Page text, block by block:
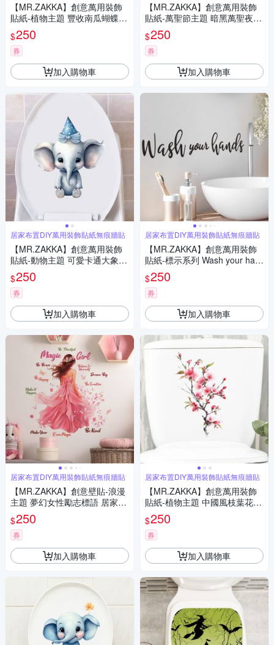
【MR.ZAKKA】創意萬用裝飾
貼紙-植物主題 豐收南瓜蝴蝶結
2款任選 居家布置 DIY可移式壁
貼 無痕壁貼 牆貼
$250
券
加入購物車
居家布置DIY萬用裝飾貼紙無痕牆貼
【MR.ZAKKA】創意萬用裝飾
貼紙-動物主題 可愛卡通大象 E
款 居家布置 DIY可移式壁貼 無
痕壁貼 牆貼
$250
券
加入購物車
居家布置DIY萬用裝飾貼紙無痕牆貼
【MR.ZAKKA】創意壁貼-浪漫
主題 夢幻女性勵志標語 居家布
置 DIY可移式壁貼 無痕壁貼 牆
貼
$250
券
加入購物車
【MR.ZAKKA】創意萬用裝飾
貼紙-萬聖節主題 暗黑萬聖夜 B
款 居家布置 DIY可移式壁貼 無
痕壁貼 牆貼
$250
券
加入購物車
居家布置DIY萬用裝飾貼紙無痕牆貼
【MR.ZAKKA】創意萬用裝飾
貼紙-標示系列 Wash your han
ds 居家布置 DIY可移式壁貼 無
痕壁貼 牆貼
$250
券
加入購物車
居家布置DIY萬用裝飾貼紙無痕牆貼
【MR.ZAKKA】創意萬用裝飾
貼紙-植物主題 中國風枝葉花朵
E款 居家節慶布置 DIY可移式壁
貼 無痕壁貼 牆貼
$250
券
加入購物車